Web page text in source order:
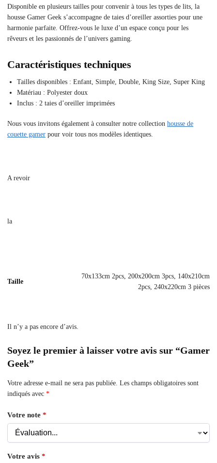
Disponible en plusieurs tailles pour convenir à tous les types de lits, la
housse Gamer Geek s’accompagne de taies d’oreiller assorties pour une
harmonie parfaite. Offrez-vous le luxe d’un espace conçu pour les
rêveurs et les passionnés de l’univers gaming.
Caractéristiques techniques
Tailles disponibles : Enfant, Simple, Double, King Size, Super King
Matériau : Polyester doux
Inclus : 2 taies d’oreiller imprimées
Nous vous invitons également à consulter notre collection housse de
couette gamer pour voir tous nos modèles identiques.
A revoir
la
Taille
70x133cm 2pcs, 200x200cm 3pcs, 140x210cm
2pcs, 240x220cm 3 pièces
Il n’y a pas encore d’avis.
Soyez le premier à laisser votre avis sur “Gamer
Geek”
Votre adresse e-mail ne sera pas publiée. Les champs obligatoires sont
indiqués avec *
Votre note *
Votre avis *